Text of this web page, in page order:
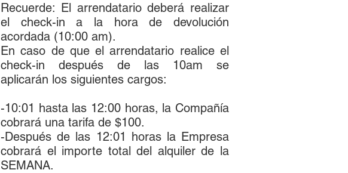
Recuerde: El arrendatario deberá realizar
el check-in a la hora de devolución
acordada (10:00 am).
En caso de que el arrendatario realice el
check-in después de las 10am se
aplicarán los siguientes cargos:
-10:01 hasta las 12:00 horas, la Compañía
cobrará una tarifa de $100.
-Después de las 12:01 horas la Empresa
cobrará el importe total del alquiler de la
SEMANA.